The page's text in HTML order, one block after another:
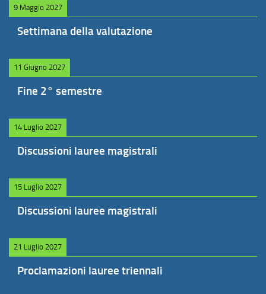
9 Maggio 2027
Settimana della valutazione
11 Giugno 2027
Fine 2° semestre
14 Luglio 2027
Discussioni lauree magistrali
15 Luglio 2027
Discussioni lauree magistrali
21 Luglio 2027
Proclamazioni lauree triennali